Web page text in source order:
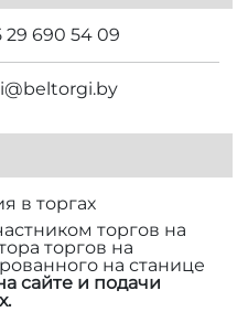
29 690 54 09
в торгах
торгов на
торгов на
на станице
сайте и подачи